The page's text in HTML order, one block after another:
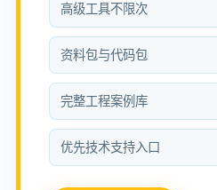
高级工具不限次
资料包与代码包
完整工程案例库
优先技术支持入口